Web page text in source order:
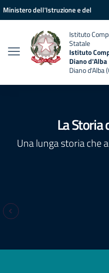
Vai ai contenuti
Vai al menu di navigazione
Vai al footer
Ministero dell'Istruzione e del
Istituto
Statale
Istituto
Diano d'Alba
Diano d'Alba
La Storia
Una lunga storia che